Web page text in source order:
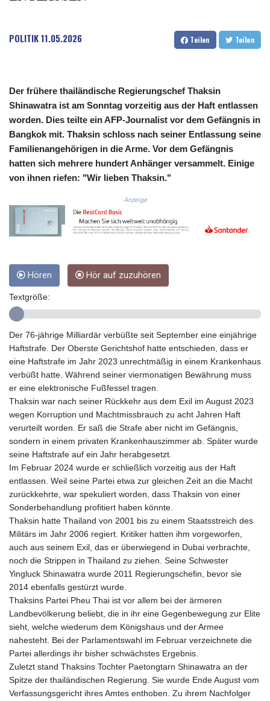
CUP 30.620962
CVE 110.52354
DKK 7.475778
DOP 67.445728
DZD 153.610645
EGP 57.528581
ERN 17.33262
FJD 2.554253
FKP 0.858821
GBP 0.856712
GGP 0.858821
GHS 13.558658
GMD 85.507793
GNF
10147.737864
HNL 30.967502
HTG 151.068808
HUF 362.95604
IDR
IQD
1513.494564
JOD 0.81929
KES 149.476942
4692.835464
KMF 493.401928
1628.763599
KWD 0.356717
KYD 0.962823
POLITIK11.05.2026 Teilen Teilen
Der frühere thailändische Regierungschef Thaksin
Shinawatra ist am Sonntag vorzeitig aus der Haft entlassen
worden. Dies teilte ein AFP-Journalist vor dem Gefängnis in
Bangkok mit. Thaksin schloss nach seiner Entlassung seine
Familienangehörigen in die Arme. Vor dem Gefängnis
hatten sich mehrere hundert Anhänger versammelt. Einige
von ihnen riefen: "Wir lieben Thaksin."
Anzeige
Hören Hör auf zuzuhören
Textgröße:
Der 76-jährige Milliardär verbüßte seit September eine einjährige
Haftstrafe. Der Oberste Gerichtshof hatte entschieden, dass er
eine Haftstrafe im Jahr 2023 unrechtmäßig in einem Krankenhaus
verbüßt hatte. Während seiner viermonatigen Bewährung muss
er eine elektronische Fußfessel tragen.
Thaksin war nach seiner Rückkehr aus dem Exil im August 2023
wegen Korruption und Machtmissbrauch zu acht Jahren Haft
verurteilt worden. Er saß die Strafe aber nicht im Gefängnis,
sondern in einem privaten Krankenhauszimmer ab. Später wurde
seine Haftstrafe auf ein Jahr herabgesetzt.
Im Februar 2024 wurde er schließlich vorzeitig aus der Haft
entlassen. Weil seine Partei etwa zur gleichen Zeit an die Macht
zurückkehrte, war spekuliert worden, dass Thaksin von einer
Sonderbehandlung profitiert haben könnte.
Thaksin hatte Thailand von 2001 bis zu einem Staatsstreich des
Militärs im Jahr 2006 regiert. Kritiker hatten ihm vorgeworfen,
auch aus seinem Exil, das er überwiegend in Dubai verbrachte,
noch die Strippen in Thailand zu ziehen. Seine Schwester
Yingluck Shinawatra wurde 2011 Regierungschefin, bevor sie
2014 ebenfalls gestürzt wurde.
Thaksins Partei Pheu Thai ist vor allem bei der ärmeren
Landbevölkerung beliebt, die in ihr eine Gegenbewegung zur Elite
sieht, welche wiederum dem Königshaus und der Armee
nahesteht. Bei der Parlamentswahl im Februar verzeichnete die
Partei allerdings ihr bisher schwächstes Ergebnis.
Zuletzt stand Thaksins Tochter Paetongtarn Shinawatra an der
Spitze der thailändischen Regierung. Sie wurde Ende August vom
Verfassungsgericht ihres Amtes enthoben. Zu ihrem Nachfolger